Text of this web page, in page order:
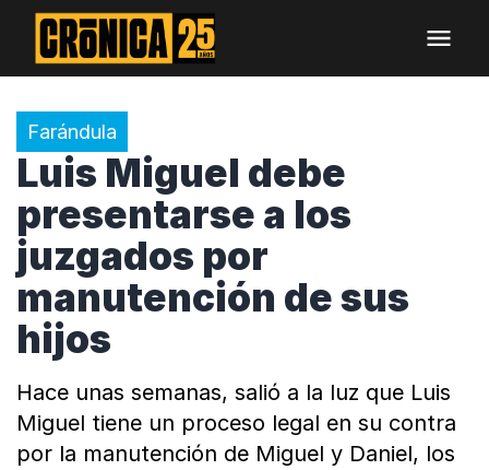
Farándula
Luis Miguel debe
presentarse a los
juzgados por
manutención de sus
hijos
Hace unas semanas, salió a la luz que Luis
Miguel tiene un proceso legal en su contra
por la manutención de Miguel y Daniel, los